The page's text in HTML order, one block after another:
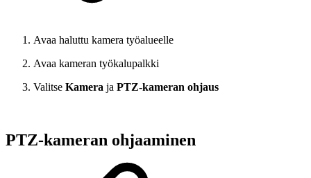
Avaa haluttu kamera työalueelle
Avaa kameran työkalupalkki
Valitse Kamera ja PTZ-kameran ohjaus
PTZ-kameran ohjaaminen